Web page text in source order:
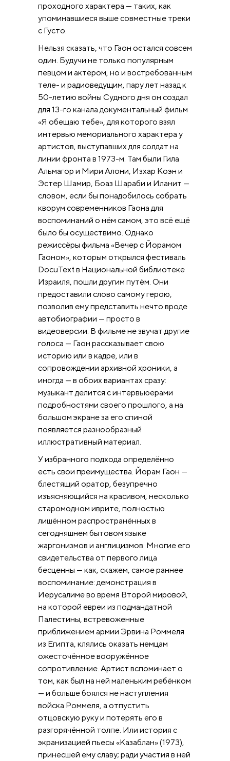
проходного характера — таких, как
упоминавшиеся выше совместные треки
с Густо.
Нельзя сказать, что Гаон остался совсем
один. Будучи не только популярным
певцом и актёром, но и востребованным
теле- и радиоведущим, пару лет назад к
50-летию войны Судного дня он создал
для 13-го канала документальный фильм
«Я обещаю тебе», для которого взял
интервью мемориального характера у
артистов, выступавших для солдат на
линии фронта в 1973-м. Там были Гила
Альмагор и Мири Алони, Изхар Коэн и
Эстер Шамир, Боаз Шараби и Иланит —
словом, если бы понадобилось собрать
кворум современников Гаона для
воспоминаний о нём самом, это всё ещё
было бы осуществимо. Однако
режиссёры фильма «Вечер с Йорамом
Гаоном», которым открылся фестиваль
DocuText в Национальной библиотеке
Израиля, пошли другим путём. Они
предоставили слово самому герою,
позволив ему представить нечто вроде
автобиографии — просто в
видеоверсии. В фильме не звучат другие
голоса — Гаон рассказывает свою
историю или в кадре, или в
сопровождении архивной хроники, а
иногда — в обоих вариантах сразу:
музыкант делится с интервьюерами
подробностями своего прошлого, а на
большом экране за его спиной
появляется разнообразный
иллюстративный материал.
У избранного подхода определённо
есть свои преимущества. Йорам Гаон —
блестящий оратор, безупречно
изъясняющийся на красивом, несколько
старомодном иврите, полностью
лишённом распространённых в
сегодняшнем бытовом языке
жаргонизмов и англицизмов. Многие его
свидетельства от первого лица
бесценны — как, скажем, самое раннее
воспоминание: демонстрация в
Иерусалиме во время Второй мировой,
на которой евреи из подмандатной
Палестины, встревоженные
приближением армии Эрвина Роммеля
из Египта, клялись оказать немцам
ожесточённое вооружённое
сопротивление. Артист вспоминает о
том, как был на ней маленьким ребёнком
— и больше боялся не наступления
войска Роммеля, а отпустить
отцовскую руку и потерять его в
разгорячённой толпе. Или история с
экранизацией пьесы «Казаблан» (1973),
принесшей ему славу; ради участия в ней